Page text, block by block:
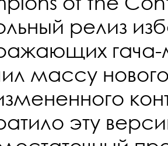
релиз
гача-
массу
эту